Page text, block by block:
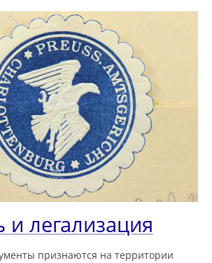
и легализация
признаются на территории